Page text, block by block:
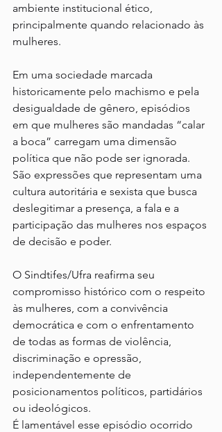
ambiente institucional ético,
principalmente quando relacionado às
mulheres.
Em uma sociedade marcada
historicamente pelo machismo e pela
desigualdade de gênero, episódios
em que mulheres são mandadas “calar
a boca” carregam uma dimensão
política que não pode ser ignorada.
São expressões que representam uma
cultura autoritária e sexista que busca
deslegitimar a presença, a fala e a
participação das mulheres nos espaços
de decisão e poder.
O Sindtifes/Ufra reafirma seu
compromisso histórico com o respeito
às mulheres, com a convivência
democrática e com o enfrentamento
de todas as formas de violência,
discriminação e opressão,
independentemente de
posicionamentos políticos, partidários
ou ideológicos.
É lamentável esse episódio ocorrido